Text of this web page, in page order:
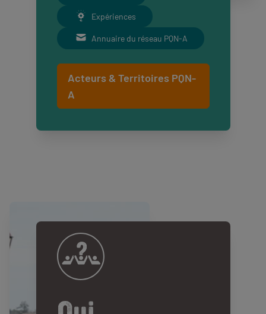
Expériences
Annuaire du réseau PQN-A
Acteurs & Territoires PQN-
A